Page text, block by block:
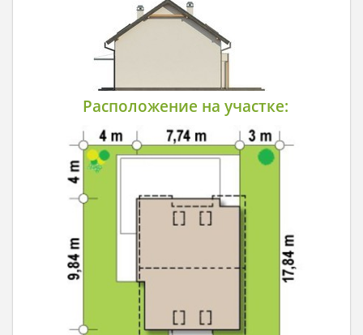
Расположение на участке: